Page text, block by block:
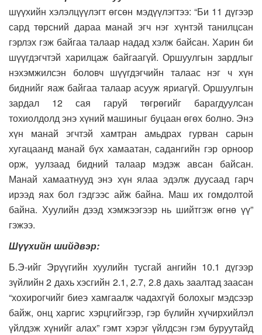
шүүхийн хэлэлцүүлэгт өгсөн мэдүүлэгтээ: “Би 11 дүгээр
сард төрсний дараа манай эгч нэг хүнтэй танилцсан
гэрлэх гэж байгаа талаар надад хэлж байсан. Харин би
шүүгдэгчтэй харилцаж байгаагүй. Оршуулгын зардлыг
нэхэмжилсэн боловч шүүгдэгчийн талаас нэг ч хүн
биднийг яаж байгаа талаар асууж яриагүй. Оршуулгын
зардал 12 сая гаруй төгрөгийг барагдуулсан
тохиолдолд энэ хүний машиныг буцаан өгөх болно. Энэ
хүн манай эгчтэй хамтран амьдрах гурван сарын
хугацаанд манай бүх хамаатан, садангийн гэр орноор
орж, уулзаад бидний талаар мэдэж авсан байсан.
Манай хамаатнууд энэ хүн ялаа эдэлж дуусаад гарч
ирээд яах бол гэдгээс айж байна. Маш их гомдолтой
байна. Хуулийн дээд хэмжээгээр нь шийтгэж өгнө үү”
гэжээ.
Шүүхийн шийдвэр:
Б.Э-ийг Эрүүгийн хуулийн тусгай ангийн 10.1 дүгээр
зүйлийн 2 дахь хэсгийн 2.1, 2.7, 2.8 дахь заалтад заасан
“хохирогчийг биеэ хамгаалж чадахгүй болохыг мэдсээр
байж, онц харгис хэрцгийгээр, гэр бүлийн хүчирхийлэл
үйлдэж хүнийг алах” гэмт хэрэг үйлдсэн гэм буруутайд